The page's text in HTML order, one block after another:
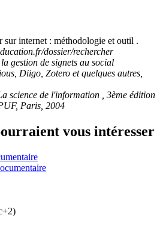
sur internet : méthodologie et outil .
dossier/rechercher
gestion de signets au social
Diigo, Zotero et quelques autres,
science de l'information , 3ème édition
Paris, 2004
vous intéresser